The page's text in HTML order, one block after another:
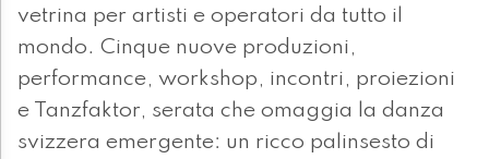
vetrina per artisti e operatori da tutto il
mondo. Cinque nuove produzioni,
performance, workshop, incontri, proiezioni
e Tanzfaktor, serata che omaggia la danza
svizzera emergente: un ricco palinsesto di